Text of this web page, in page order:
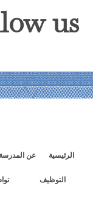
us
الرئيسية عن المدرسة
التوظيف